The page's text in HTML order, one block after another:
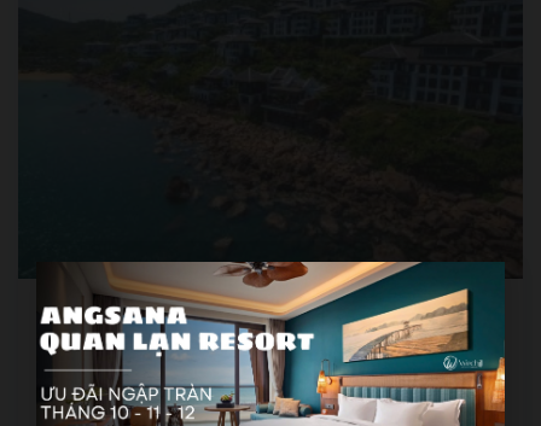
Intercontinental Đà Nẵng Sun Peninsula
Resort
Khởi hành:Hà Nội, Đà Nẵng, Hồ Chí Minh
Liên hệ